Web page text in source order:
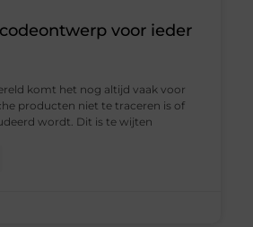
voor ieder
komt het nog altijd vaak voor
producten niet te traceren is of
wordt. Dit is te wijten